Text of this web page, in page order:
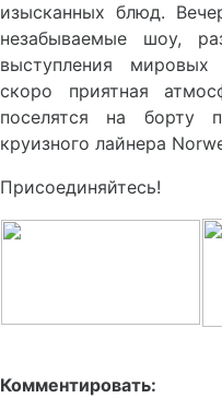
изысканных блюд.
незабываемые шоу,
выступления
скоро приятная
поселятся на борту
круизного лайнера
Присоединяйтесь!
Комментировать: